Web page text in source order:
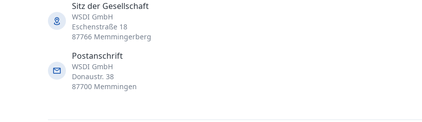
Sitz der Gesellschaft
WSDI GmbH
Eschenstraße 18
87766 Memmingerberg
Postanschrift
WSDI GmbH
Donaustr. 38
87700 Memmingen